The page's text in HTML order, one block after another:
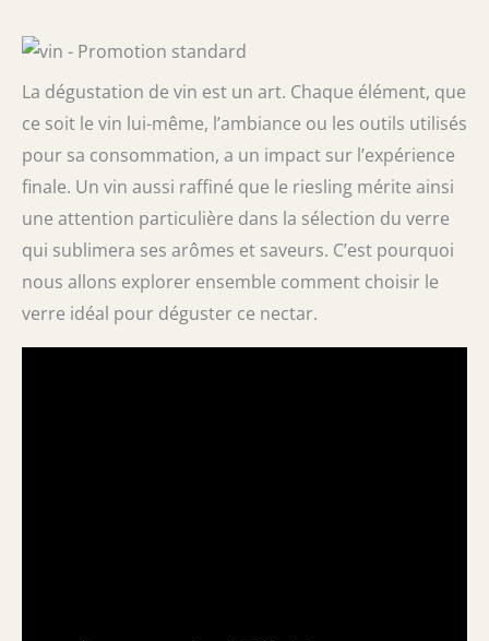
La dégustation de vin est un art. Chaque élément, que
ce soit le vin lui-même, l’ambiance ou les outils utilisés
pour sa consommation, a un impact sur l’expérience
finale. Un vin aussi raffiné que le riesling mérite ainsi
une attention particulière dans la sélection du verre
qui sublimera ses arômes et saveurs. C’est pourquoi
nous allons explorer ensemble comment choisir le
verre idéal pour déguster ce nectar.